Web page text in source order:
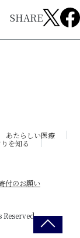
SHARE
あたらしい医療
りを知る
付のお願い